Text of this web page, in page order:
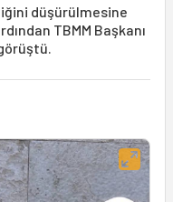
düşürülmesine
TBMM Başkanı